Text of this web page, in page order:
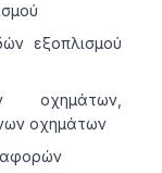
εξοπλισμού
οχημάτων,
οχημάτων